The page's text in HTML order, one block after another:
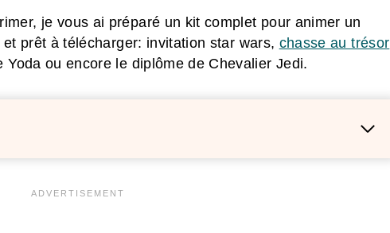
je vous ai préparé un kit complet pour animer un
prêt à télécharger: invitation star wars, chasse au trésor
ou encore le diplôme de Chevalier Jedi.